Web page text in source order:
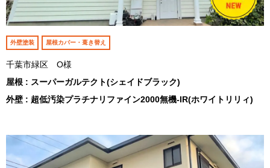
外壁塗装 屋根カバー・葺き替え
千葉市緑区 O様
屋根 : スーパーガルテクト(シェイドブラック)
外壁 : 超低汚染プラチナリファイン2000無機-IR(ホワイトリリィ)